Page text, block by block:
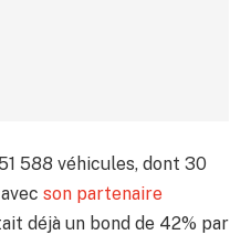
588 véhicules, dont 30
son partenaire
déjà un bond de 42% par